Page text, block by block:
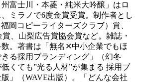
富士川・本菱・純米大吟醸」はロ
ミラノで6度金賞受賞。制作者とし
岡コピーライターズクラブ）賞、
、山梨広告賞協会賞など。雑誌・
。著書は「無名✕中小企業でもほ
る採用ブランディング」（幻冬
くても”光る人材”が集まる 採用ブ
」（WAVE出版）。「どんな会社